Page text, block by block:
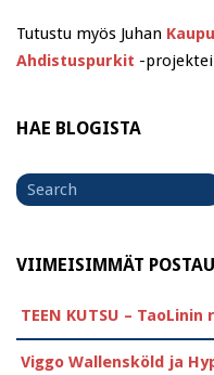
Tutustu myös Juhan
Ahdistuspurkit -
HAE BLOGISTA
Search
for
VIIMEISIMMÄT
TEEN KUTSU –
Viggo Wallensköld ja